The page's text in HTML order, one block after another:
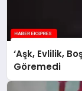
‘Aşk, Evlilik,
Göremedi